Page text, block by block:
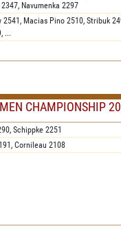
2347, Navumenka 2297
2541, Macias Pino 2510, Stribuk
...
CHAMPIONSHIP
Schippke 2251
Cornileau 2108